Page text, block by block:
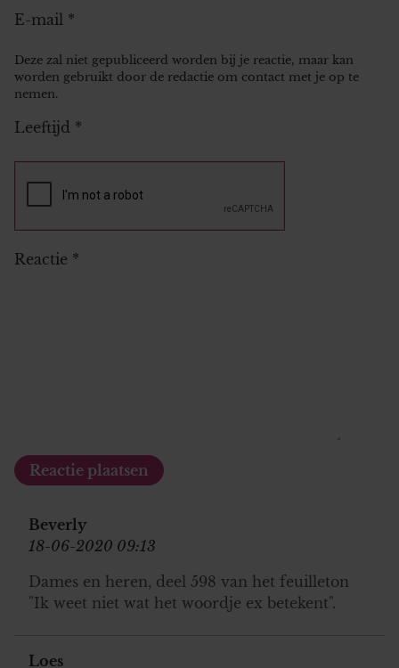
E-mail *
Deze zal niet gepubliceerd worden bij je reactie, maar kan
worden gebruikt door de redactie om contact met je op te
nemen.
Leeftijd *
Reactie *
Beverly
18-06-2020 09:13
Dames en heren, deel 598 van het feuilleton
"Ik weet niet wat het woordje ex betekent".
Loes